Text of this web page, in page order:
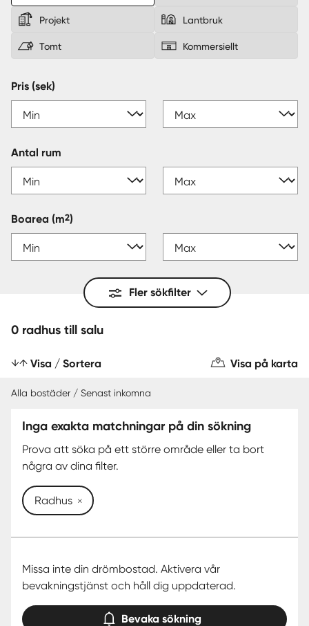
Projekt Lantbruk
Tomt Kommersiellt
Pris (sek)
Antal rum
Boarea (m2)
Fler sökfilter
0 radhus till salu
Visa / Sortera Visa på karta
Alla bostäder / Senast inkomna
Inga exakta matchningar på din sökning
Prova att söka på ett större område eller ta bort
några av dina filter.
Radhus
Missa inte din drömbostad. Aktivera vår
bevakningstjänst och håll dig uppdaterad.
Bevaka sökning